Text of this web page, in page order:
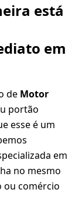
está
em
de Motor
portão
esse é um
em
no mesmo
ou comércio